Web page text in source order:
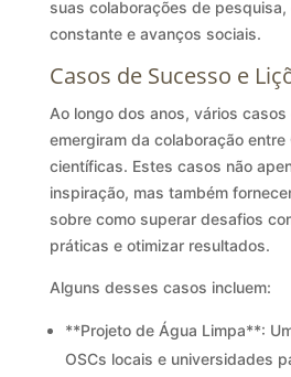
suas colaborações de
constante e avanços sociais.
Casos de Sucesso e
Ao longo dos anos, vários
emergiram da colaboração entre
científicas. Estes casos não
inspiração, mas também
sobre como superar desafios
práticas e otimizar resultados.
Alguns desses casos incluem:
**Projeto de Água Limpa**:
OSCs locais e universidades